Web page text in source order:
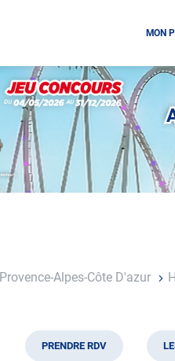
MON
Provence-Alpes-Côte D'azur
PRENDRE RDV